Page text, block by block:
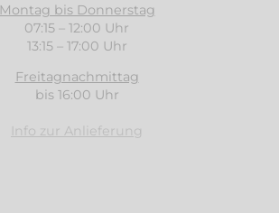
Montag bis Donnerstag
07:15 – 12:00 Uhr
13:15 – 17:00 Uhr
Freitagnachmittag
bis 16:00 Uhr
Info zur Anlieferung